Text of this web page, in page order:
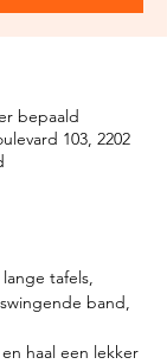
bepaald
103, 2202
tafels,
band,
haal een lekker